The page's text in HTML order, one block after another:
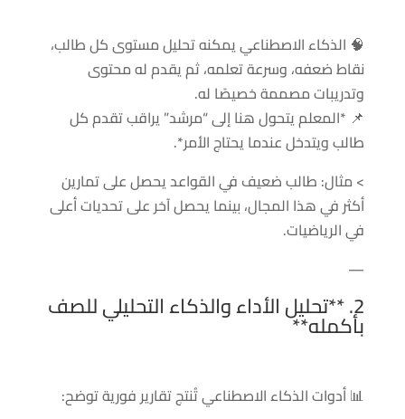
🧠 الذكاء الاصطناعي يمكنه تحليل مستوى كل طالب،
نقاط ضعفه، وسرعة تعلمه، ثم يقدم له محتوى
وتدريبات مصممة خصيصًا له.
📌 *المعلم يتحول هنا إلى “مرشد” يراقب تقدم كل
طالب ويتدخل عندما يحتاج الأمر*.
> مثال: طالب ضعيف في القواعد يحصل على تمارين
أكثر في هذا المجال، بينما يحصل آخر على تحديات أعلى
في الرياضيات.
—
2. **تحليل الأداء والذكاء التحليلي للصف
بأكمله**
📊 أدوات الذكاء الاصطناعي تُنتج تقارير فورية توضح: